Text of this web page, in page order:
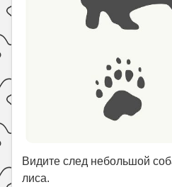
Видите след небольшой
лиса.